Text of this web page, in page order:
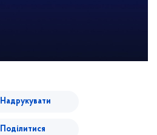
Надрукувати
Поділитися